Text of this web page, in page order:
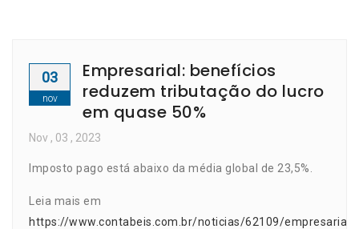
03
nov
Empresarial: benefícios
reduzem tributação do lucro
em quase 50%
Nov , 03 , 2023
Imposto pago está abaixo da média global de 23,5%.
Leia mais em
https://www.contabeis.com.br/noticias/62109/empresarial-